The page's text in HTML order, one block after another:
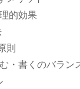
的効果
則
・書くのバラン